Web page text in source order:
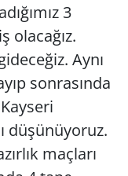
3
olacağız.
Aynı
sonrasında
düşünüyoruz.
maçları